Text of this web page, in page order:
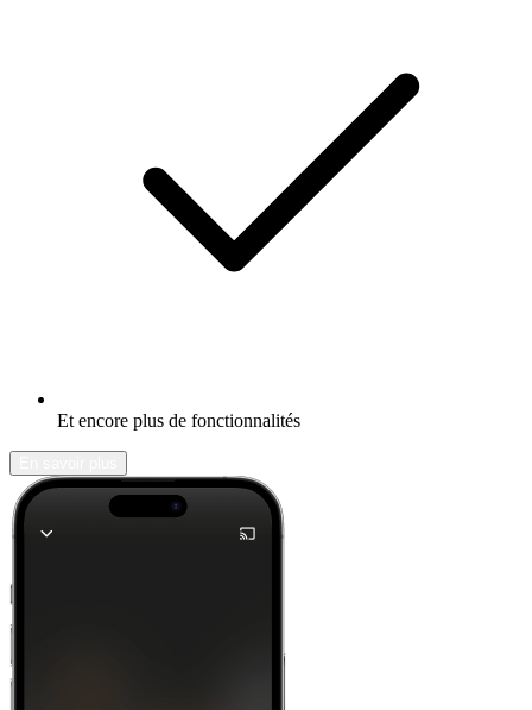
Et encore plus de fonctionnalités